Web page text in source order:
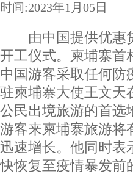
时间:2023年1月05日
由中国提供优惠贷
开工仪式。柬埔寨首
中国游客采取任何防
驻柬埔寨大使王文天
公民出境旅游的首
游客来柬埔寨旅游将
迅速增长。他同时表
快恢复至疫情暴发